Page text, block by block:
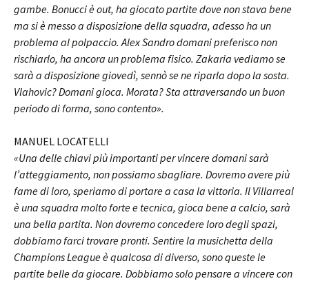
gambe. Bonucci è out, ha giocato partite dove non stava bene
ma si è messo a disposizione della squadra, adesso ha un
problema al polpaccio. Alex Sandro domani preferisco non
rischiarlo, ha ancora un problema fisico. Zakaria vediamo se
sarà a disposizione giovedì, sennò se ne riparla dopo la sosta.
Vlahovic? Domani gioca. Morata? Sta attraversando un buon
periodo di forma, sono contento».
MANUEL LOCATELLI
«Una delle chiavi più importanti per vincere domani sarà
l’atteggiamento, non possiamo sbagliare. Dovremo avere più
fame di loro, speriamo di portare a casa la vittoria. Il Villarreal
è una squadra molto forte e tecnica, gioca bene a calcio, sarà
una bella partita. Non dovremo concedere loro degli spazi,
dobbiamo farci trovare pronti. Sentire la musichetta della
Champions League è qualcosa di diverso, sono queste le
partite belle da giocare. Dobbiamo solo pensare a vincere con